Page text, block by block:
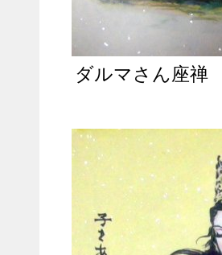
ダルマさん座禅